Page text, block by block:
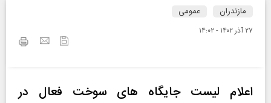
مازندران عمومی
۲۷ آذر ۱۴۰۲ - ۱۴:۰۲
اعلام لیست جایگاه های سوخت فعال در